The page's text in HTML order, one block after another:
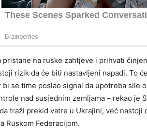
pristane na ruske zahtjeve i prihvati
rizik da će biti nastavljeni napadi. To
bi se time poslao signal da upotreba sile
nad susjednim zemljama – rekao je
traži prekid vatre u Ukrajini, već
Ruskom Federacijom.